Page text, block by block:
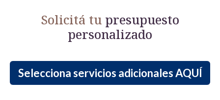
Solicitá tu presupuesto
personalizado
Selecciona servicios adicionales AQUÍ